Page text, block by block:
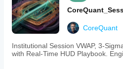
CoreQuant
Institutional Session VWAP, 3-
with Real-Time HUD Playbook.